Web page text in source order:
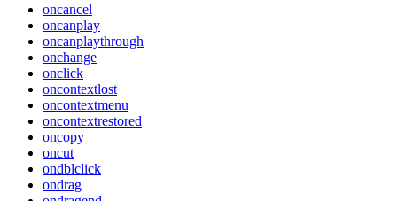
oncancel
oncanplay
oncanplaythrough
onchange
onclick
oncontextlost
oncontextmenu
oncontextrestored
oncopy
oncut
ondblclick
ondrag